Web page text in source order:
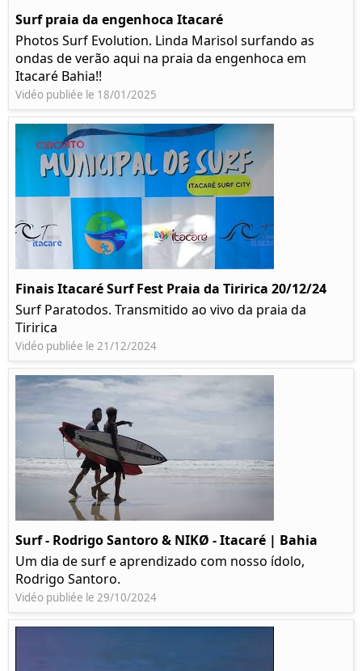
Surf praia da engenhoca Itacaré
Photos Surf Evolution. Linda Marisol surfando as
ondas de verão aqui na praia da engenhoca em
Itacaré Bahia!!
Vidéo publiée le 18/01/2025
Finais Itacaré Surf Fest Praia da Tiririca 20/12/24
Surf Paratodos. Transmitido ao vivo da praia da
Tiririca
Vidéo publiée le 21/12/2024
Surf - Rodrigo Santoro & NIKØ - Itacaré | Bahia
Um dia de surf e aprendizado com nosso ídolo,
Rodrigo Santoro.
Vidéo publiée le 29/10/2024